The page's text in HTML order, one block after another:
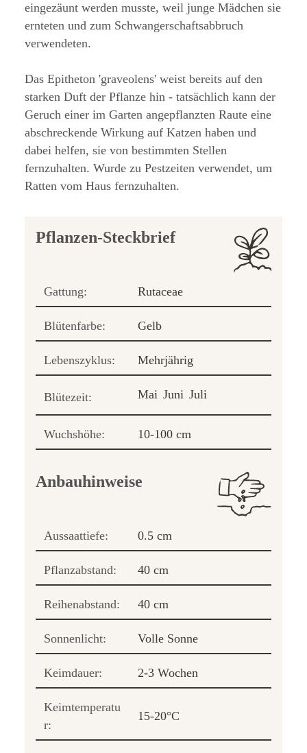
eingezäunt werden musste, weil junge Mädchen sie
ernteten und zum Schwangerschaftsabbruch
verwendeten.
Das Epitheton 'graveolens' weist bereits auf den
starken Duft der Pflanze hin - tatsächlich kann der
Geruch einer im Garten angepflanzten Raute eine
abschreckende Wirkung auf Katzen haben und
dabei helfen, sie von bestimmten Stellen
fernzuhalten. Wurde zu Pestzeiten verwendet, um
Ratten vom Haus fernzuhalten.
Pflanzen-Steckbrief
Gattung: Rutaceae
Blütenfarbe: Gelb
Lebenszyklus: Mehrjährig
Blütezeit: Mai Juni Juli
Wuchshöhe: 10-100 cm
Anbauhinweise
Aussaattiefe: 0.5 cm
Pflanzabstand: 40 cm
Reihenabstand: 40 cm
Sonnenlicht: Volle Sonne
Keimdauer: 2-3 Wochen
Keimtemperatu
r:
15-20°C